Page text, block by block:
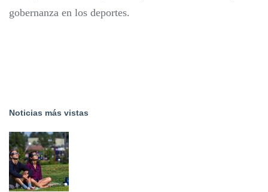
gobernanza en los deportes.
Noticias más vistas